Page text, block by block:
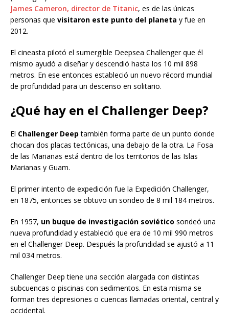
James Cameron, director de Titanic, es de las únicas
personas que visitaron este punto del planeta y fue en
2012.
El cineasta pilotó el sumergible Deepsea Challenger que él
mismo ayudó a diseñar y descendió hasta los 10 mil 898
metros. En ese entonces estableció un nuevo récord mundial
de profundidad para un descenso en solitario.
¿Qué hay en el Challenger Deep?
El Challenger Deep también forma parte de un punto donde
chocan dos placas tectónicas, una debajo de la otra. La Fosa
de las Marianas está dentro de los territorios de las Islas
Marianas y Guam.
El primer intento de expedición fue la Expedición Challenger,
en 1875, entonces se obtuvo un sondeo de 8 mil 184 metros.
En 1957, un buque de investigación soviético sondeó una
nueva profundidad y estableció que era de 10 mil 990 metros
en el Challenger Deep. Después la profundidad se ajustó a 11
mil 034 metros.
Challenger Deep tiene una sección alargada con distintas
subcuencas o piscinas con sedimentos. En esta misma se
forman tres depresiones o cuencas llamadas oriental, central y
occidental.